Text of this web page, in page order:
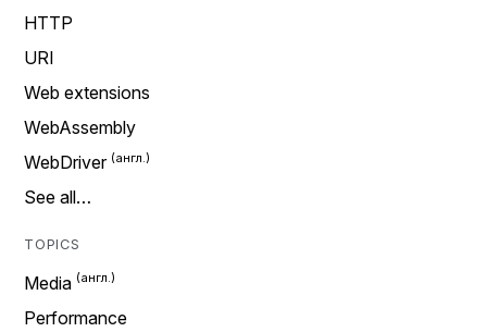
HTTP
URI
Web extensions
WebAssembly
WebDriver
See all…
TOPICS
Media
Performance